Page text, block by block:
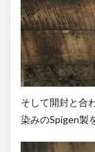
認。
5.1
超広
角で
撮
影。
5.2
広角
で撮
影。
そして開封と合
染みのSpigen製